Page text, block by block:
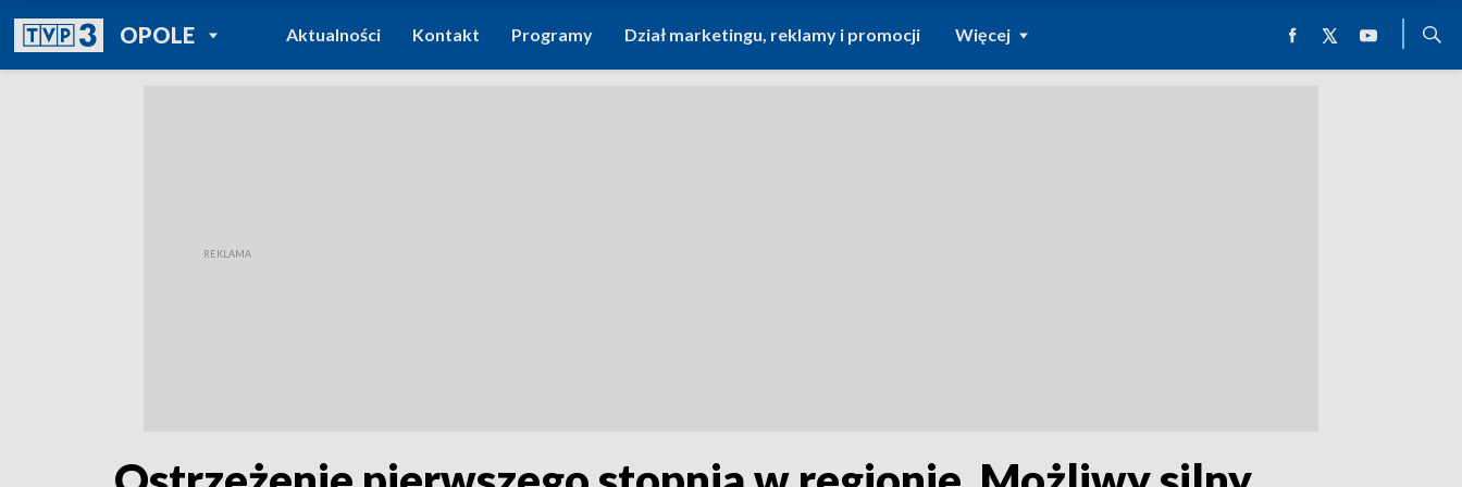
OPOLEPOWRÓT DO
TVP REGIONY
Aktualności Kontakt Programy Dział marketingu, reklamy i promocji Więcej